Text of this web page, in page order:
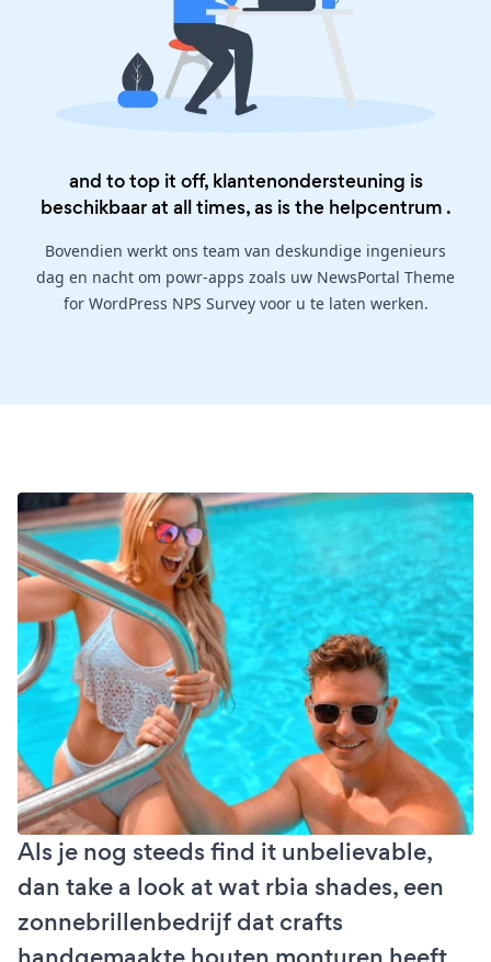
and to top it off, klantenondersteuning is
beschikbaar at all times, as is the helpcentrum .
Bovendien werkt ons team van deskundige ingenieurs
dag en nacht om powr-apps zoals uw NewsPortal Theme
for WordPress NPS Survey voor u te laten werken.
Als je nog steeds find it unbelievable,
dan take a look at wat rbia shades, een
zonnebrillenbedrijf dat crafts